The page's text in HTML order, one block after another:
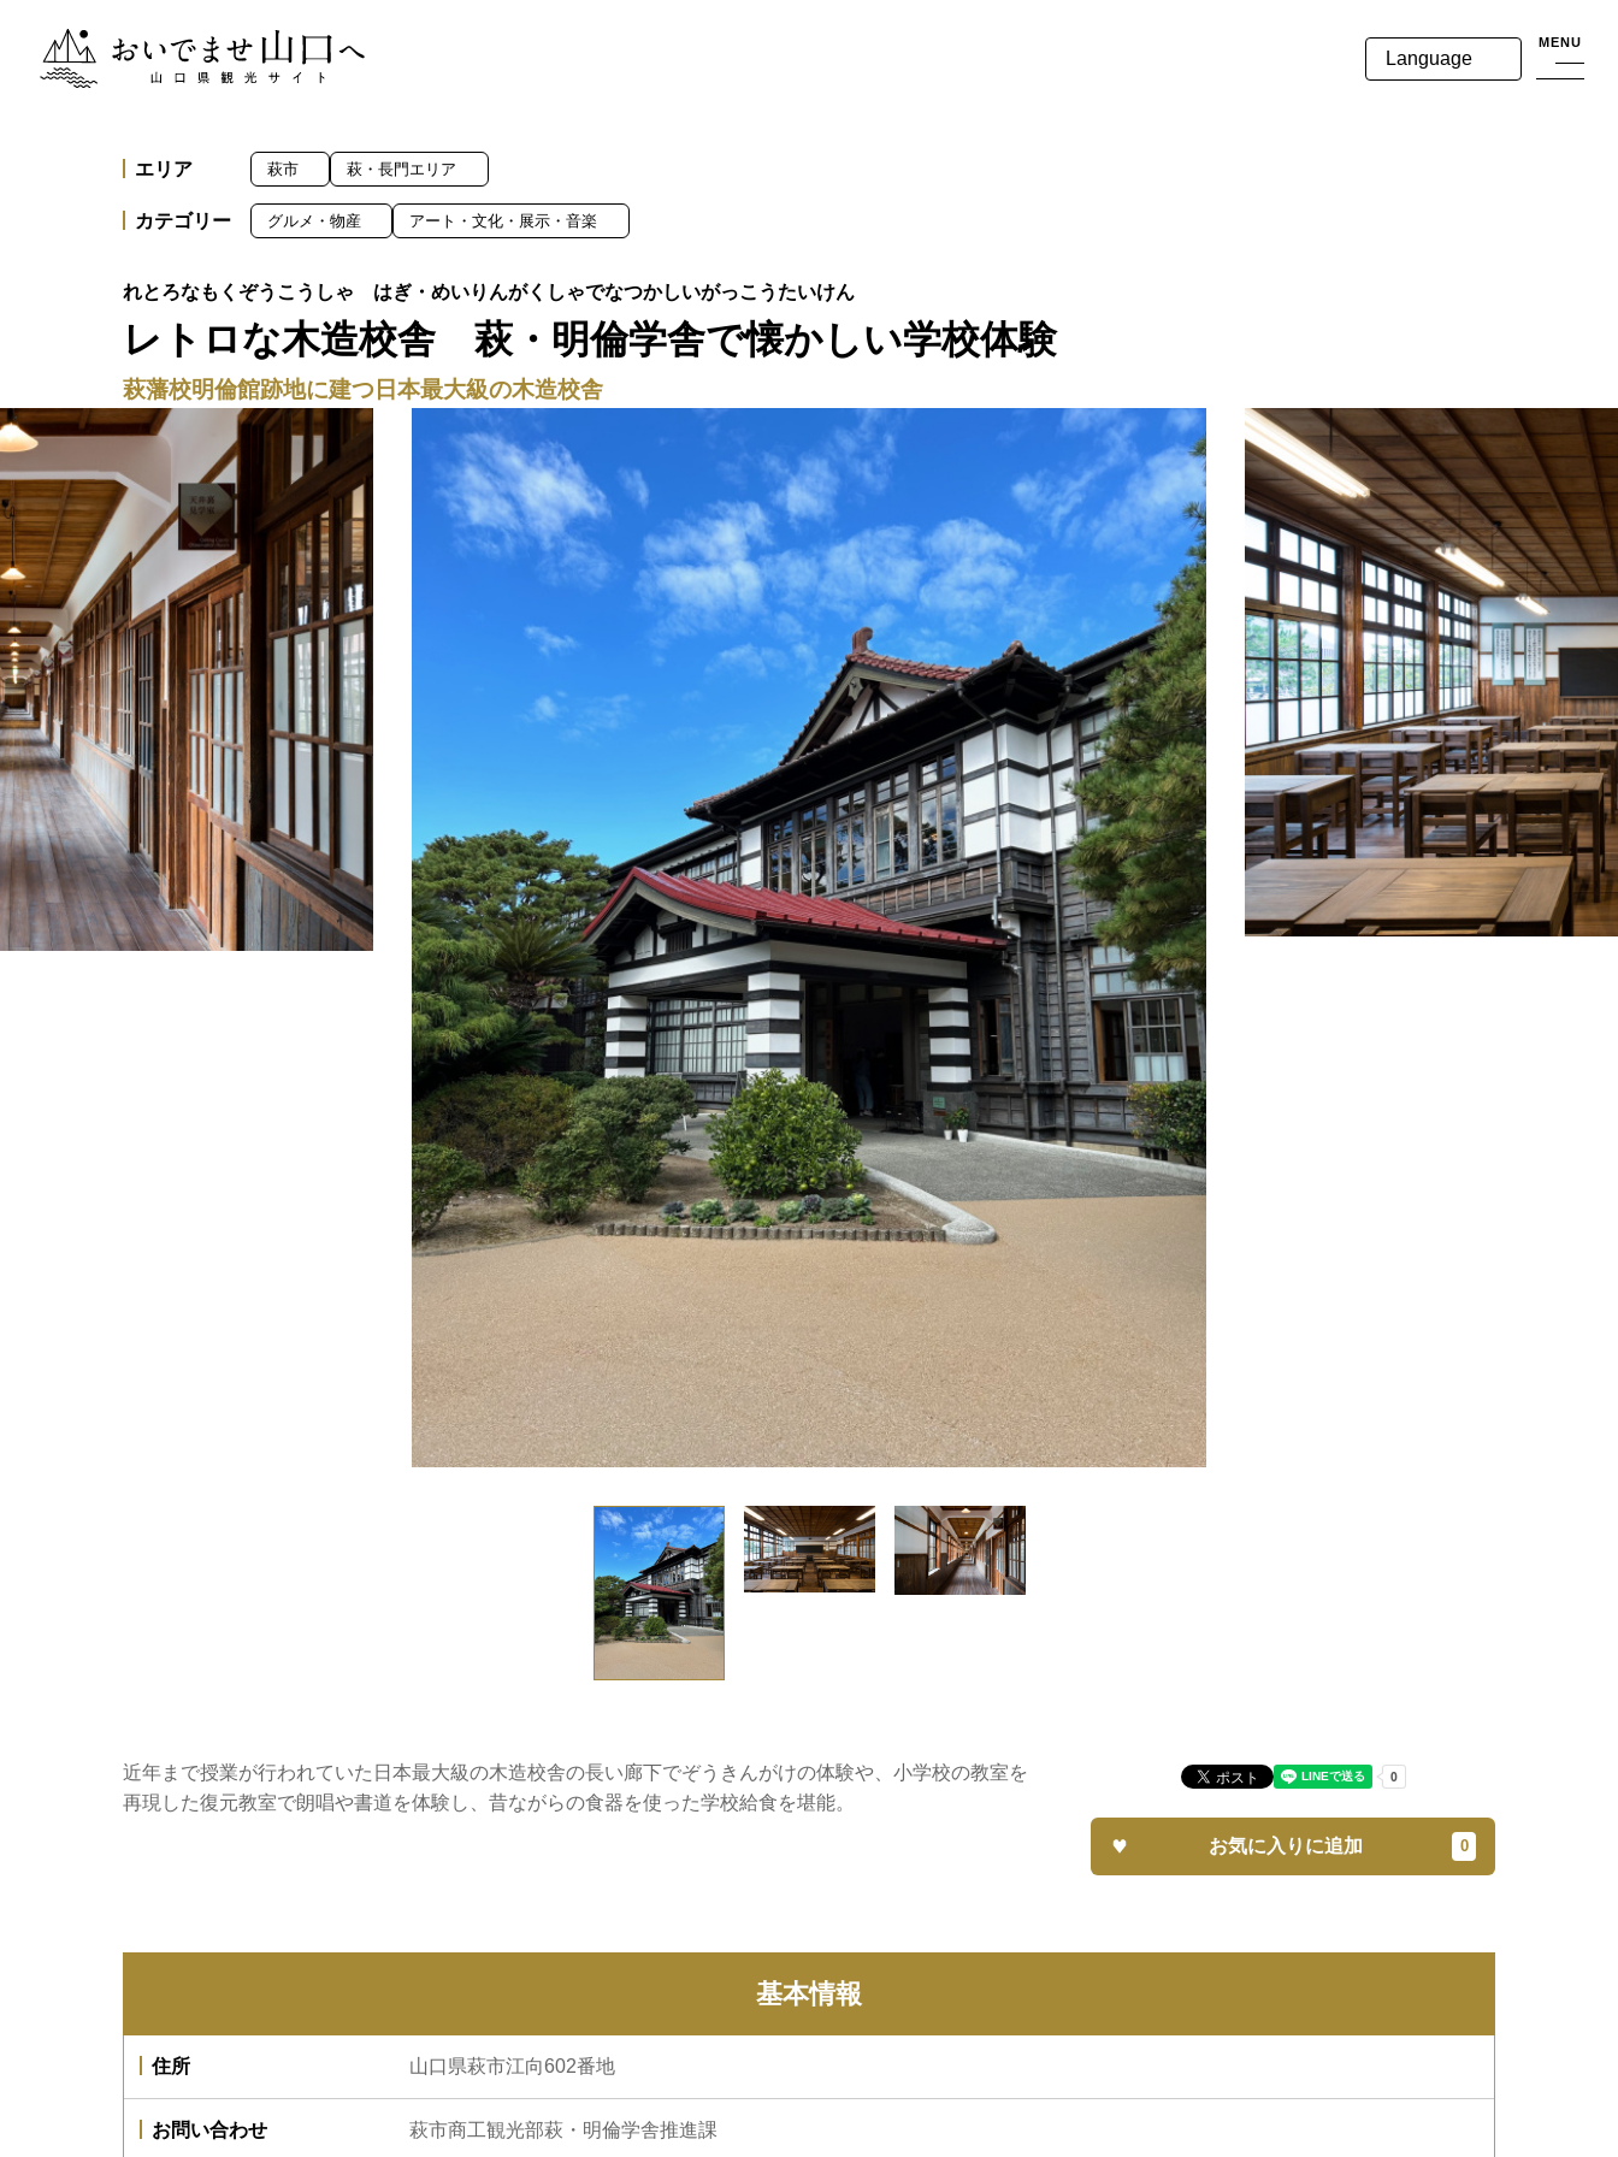
おいでませ山口へー山口県観光サイト MENU
Language
レトロな木造校舎 萩・明倫学舎で懐かしい学校体験
萩藩校明倫館跡地に建つ日本最大級の木造校舎
近年まで授業が行われていた日本最大級の木造校舎の長い廊下でぞうきんがけの体験や、小学校の教室を
再現した復元教室で朗唱や書道を体験し、昔ながらの食器を使った学校給食を堪能。
お気に入りに追加
エリア 萩市 萩・長門エリア
カテゴリー グルメ・物産 アート・文化・展示・音楽
基本情報
住所 山口県萩市江向602番地
お問い合わせ 萩市商工観光部萩・明倫学舎推進課